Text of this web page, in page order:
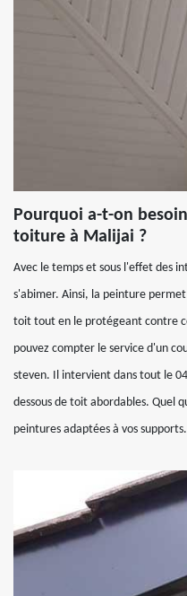
Pourquoi a-t-on
toiture à Malijai ?
Avec le temps et sous l'effet des
s'abimer. Ainsi, la peinture
toit tout en le protégeant contre
pouvez compter le service d'un
steven. Il intervient dans tout le
dessous de toit abordables. Quel
peintures adaptées à vos supports.